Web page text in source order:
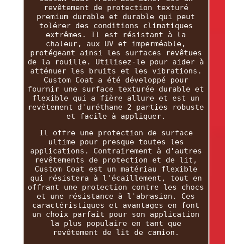
revêtement de protection texturé
premium durable et durable qui peut
tolérer des conditions climatiques
extrêmes. Il est résistant à la
chaleur, aux UV et imperméable,
protégeant ainsi les surfaces revêtues
de la rouille. Utilisez-le pour aider à
atténuer les bruits et les vibrations.
Custom Coat a été développé pour
fournir une surface texturée durable et
flexible qui a fière allure et est un
revêtement d'uréthane 2 parties robuste
et facile à appliquer.
Il offre une protection de surface
ultime pour presque toutes les
applications. Contrairement à d'autres
revêtements de protection et de lit,
Custom Coat est un matériau flexible
qui résistera à l'écaillement, tout en
offrant une protection contre les chocs
et une résistance à l'abrasion. Ces
caractéristiques et avantages en font
un choix parfait pour son application
la plus populaire en tant que
revêtement de lit de camion.